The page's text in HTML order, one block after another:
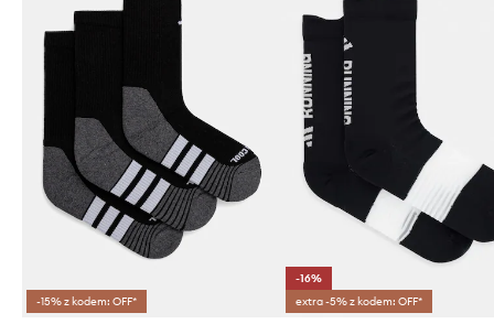
-15% z kodem: OFF*
-16%
extra -5% z kodem: OFF*